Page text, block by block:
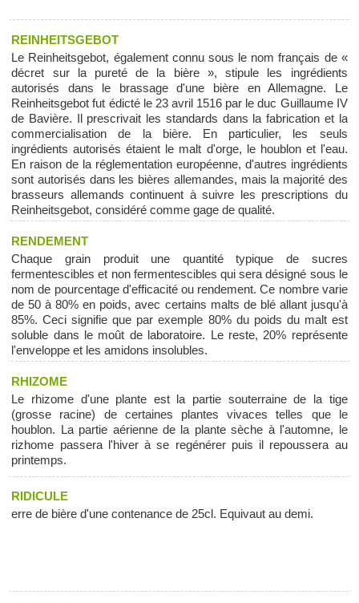
REINHEITSGEBOT
Le Reinheitsgebot, également connu sous le nom français de «
décret sur la pureté de la bière », stipule les ingrédients
autorisés dans le brassage d'une bière en Allemagne. Le
Reinheitsgebot fut édicté le 23 avril 1516 par le duc Guillaume IV
de Bavière. Il prescrivait les standards dans la fabrication et la
commercialisation de la bière. En particulier, les seuls
ingrédients autorisés étaient le malt d'orge, le houblon et l'eau.
En raison de la réglementation européenne, d'autres ingrédients
sont autorisés dans les bières allemandes, mais la majorité des
brasseurs allemands continuent à suivre les prescriptions du
Reinheitsgebot, considéré comme gage de qualité.
RENDEMENT
Chaque grain produit une quantité typique de sucres
fermentescibles et non fermentescibles qui sera désigné sous le
nom de pourcentage d'efficacité ou rendement. Ce nombre varie
de 50 à 80% en poids, avec certains malts de blé allant jusqu'à
85%. Ceci signifie que par exemple 80% du poids du malt est
soluble dans le moût de laboratoire. Le reste, 20% représente
l'enveloppe et les amidons insolubles.
RHIZOME
Le rhizome d'une plante est la partie souterraine de la tige
(grosse racine) de certaines plantes vivaces telles que le
houblon. La partie aérienne de la plante sèche à l'automne, le
rizhome passera l'hiver à se regénérer puis il repoussera au
printemps.
RIDICULE
erre de bière d'une contenance de 25cl. Equivaut au demi.